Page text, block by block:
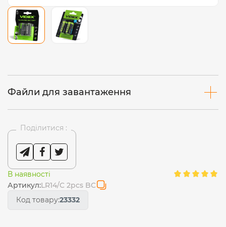
Файли для завантаження
Поділитися :
В наявності
Артикул:LR14/C 2pcs BC
Код товару:23332